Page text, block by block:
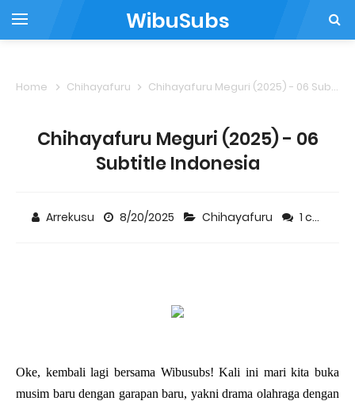
WibuSubs
Home Chihayafuru Chihayafuru Meguri (2025) - 06 Subtitle Indonesia
Chihayafuru Meguri (2025) - 06
Subtitle Indonesia
Arrekusu 8/20/2025 Chihayafuru 1 comment
Oke, kembali lagi bersama Wibusubs! Kali ini mari kita buka
musim baru dengan garapan baru, yakni drama olahraga dengan